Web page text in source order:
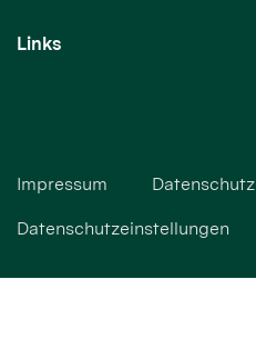
Links
Impressum Datenschutz
Datenschutzeinstellungen